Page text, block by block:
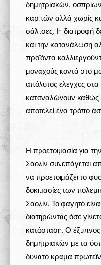
δημητριακών,
καρπών αλλά χωρίς
σάλτσες. Η διατροφή
και την κατανάλωση
προϊόντα
μοναχούς κοντά στο
απόλυτος έλεγχος
καταναλώνουν καθώς
αποτελεί ένα τρόπο
Η προετοιμασία για
Σαολίν συνεπάγεται
να προετοιμάζει το
δοκιμασίες των
Σαολίν. Το φαγητό
διατηρώντας όσο
κατάσταση. Ο
δημητριακών με τα
δυνατό κράμα